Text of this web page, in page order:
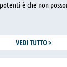
è che non
VEDI TUTTO>